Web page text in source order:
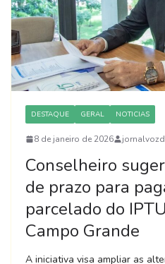
DESTAQUE GERAL NOTICIAS
8 de janeiro de 2026
Conselheiro
de prazo para
parcelado do
Campo Grande
A iniciativa visa ampliar as